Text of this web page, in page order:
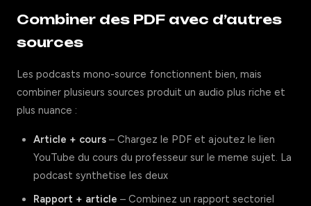
Combiner des PDF avec d’autres
sources
Les podcasts mono-source fonctionnent bien, mais
combiner plusieurs sources produit un audio plus riche et
plus nuance :
Article + cours – Chargez le PDF et ajoutez le lien
YouTube du cours du professeur sur le meme sujet. La
podcast synthetise les deux
Rapport + article – Combinez un rapport sectoriel